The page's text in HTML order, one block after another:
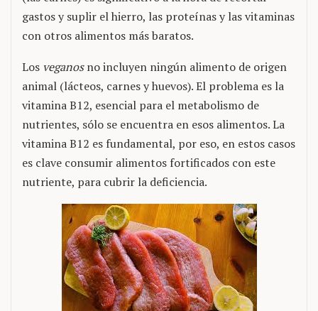
gastos y suplir el hierro, las proteínas y las vitaminas
con otros alimentos más baratos.
Los veganosno incluyen ningún alimento de origen
animal (lácteos, carnes y huevos). El problema es la
vitamina B12, esencial para el metabolismo de
nutrientes, sólo se encuentra en esos alimentos. La
vitamina B12 es fundamental, por eso, en estos casos
es clave consumir alimentos fortificados con este
nutriente, para cubrir la deficiencia.